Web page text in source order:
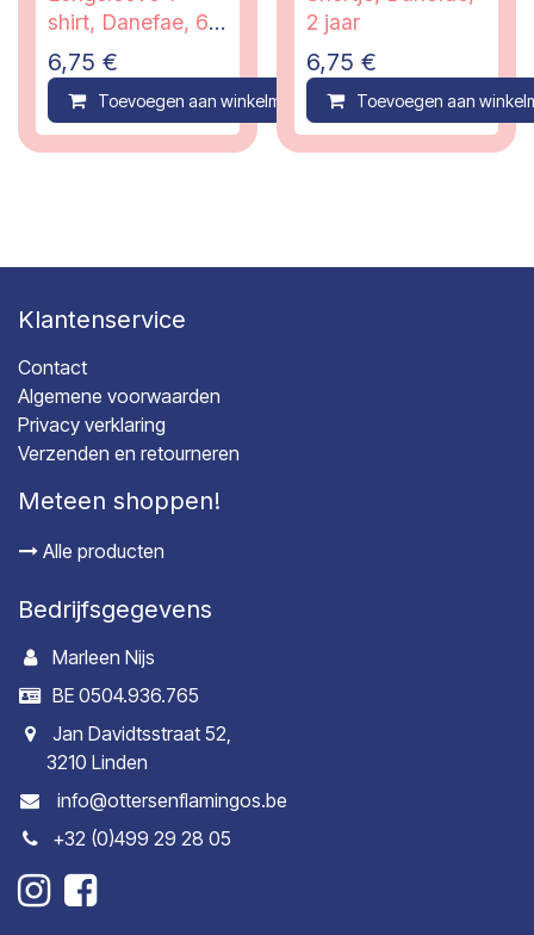
shirt, Danefae, 6
maanden
6,75 €
Toevoegen aan winkelmandje Compare
2 jaar
6,75 €
Toevoegen aan
Klantenservice
Contact
Algemene voorwaarden
Privacy verklaring
Verzenden en retourneren
Meteen shoppen!
Alle producten
Bedrijfsgegevens
Marleen Nijs
BE 0504.936.765
Jan Davidtsstraat 52,
3210 Linden
info@ottersenflamingos.be
+32 (0)499 29 28 05